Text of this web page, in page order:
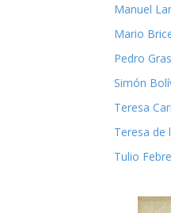
Manuel
Mario
Pedro
Simón
Teresa
Teresa de
Tulio